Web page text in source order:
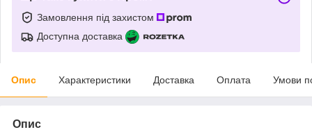
Замовлення під захистом
Доступна доставка
Опис Характеристики Доставка Оплата Умови
Опис